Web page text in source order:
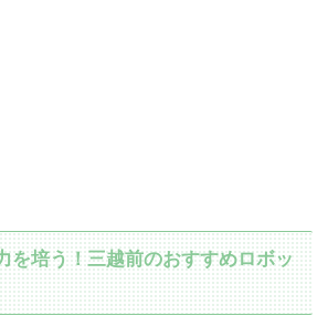
を培う！三越前のおすすめロボッ